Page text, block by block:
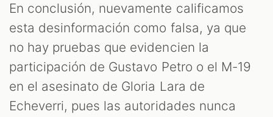
En conclusión, nuevamente calificamos
esta desinformación como falsa, ya que
no hay pruebas que evidencien la
participación de Gustavo Petro o el M-19
en el asesinato de Gloria Lara de
Echeverri, pues las autoridades nunca